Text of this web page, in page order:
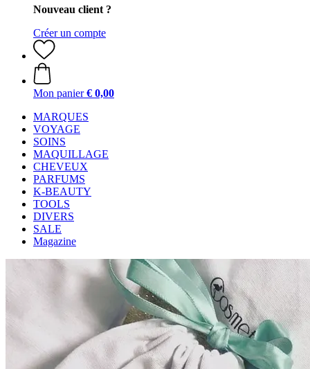
Nouveau client ?
Créer un compte
Mon panier € 0,00
MARQUES
VOYAGE
SOINS
MAQUILLAGE
CHEVEUX
PARFUMS
K-BEAUTY
TOOLS
DIVERS
SALE
Magazine